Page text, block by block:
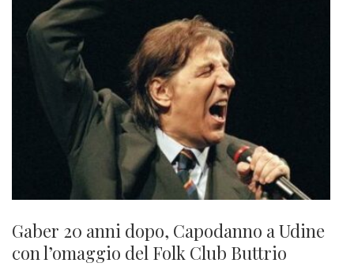
Gaber 20 anni dopo, Capodanno a Udine
con l’omaggio del Folk Club Buttrio